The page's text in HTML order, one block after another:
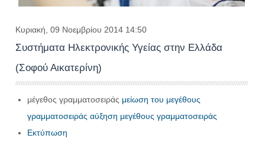
Κυριακή, 09 Νοεμβρίου 2014 14:50
Συστήματα Ηλεκτρονικής Υγείας στην Ελλάδα
(Σοφού Αικατερίνη)
μέγεθος γραμματοσειράς μείωση του μεγέθους
γραμματοσειράς αύξηση μεγέθους γραμματοσειράς
Εκτύπωση